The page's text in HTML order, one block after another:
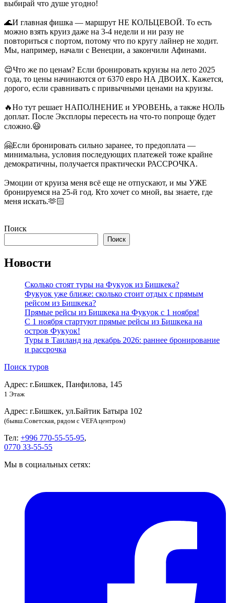
выбирай что душе угодно!
🌊И главная фишка — маршрут НЕ КОЛЬЦЕВОЙ. То есть
можно взять круиз даже на 3-4 недели и ни разу не
повториться с портом, потому что по кругу лайнер не ходит.
Мы, например, начали с Венеции, а закончили Афинами.
😌Что же по ценам? Если бронировать круизы на лето 2025
года, то цены начинаются от 6370 евро НА ДВОИХ. Кажется,
дорого, если сравнивать с привычными ценами на круизы.
🔥Но тут решает НАПОЛНЕНИЕ и УРОВЕНЬ, а также НОЛЬ
доплат. После Эксплоры пересесть на что-то попроще будет
сложно.😃
🤗Если бронировать сильно заранее, то предоплата —
минимальна, условия последующих платежей тоже крайне
демократичны, получается практически РАССРОЧКА.
Эмоции от круиза меня всё еще не отпускают, и мы УЖЕ
бронируемся на 25-й год. Кто хочет со мной, вы знаете, где
меня искать.🫶🏻
Поиск
Поиск
Новости
Сколько стоят туры на Фукуок из Бишкека?
Фукуок уже ближе: сколько стоит отдых с прямым
рейсом из Бишкека?
Прямые рейсы из Бишкека на Фукуок с 1 ноября!
С 1 ноября стартуют прямые рейсы из Бишкека на
остров Фукуок!
Туры в Таиланд на декабрь 2026: раннее бронирование
и рассрочка
Поиск туров
Адрес: г.Бишкек, Панфилова, 145
1 Этаж
Адрес: г.Бишкек, ул.Байтик Батыра 102
(бывш.Советская, рядом с VEFA центром)
Тел: +996 770-55-55-95,
0770 33-55-55
Мы в социальных сетях: